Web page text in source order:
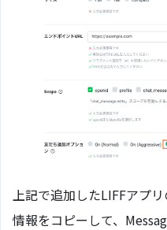
上記で追加したLIFFアプ
情報をコピーして、